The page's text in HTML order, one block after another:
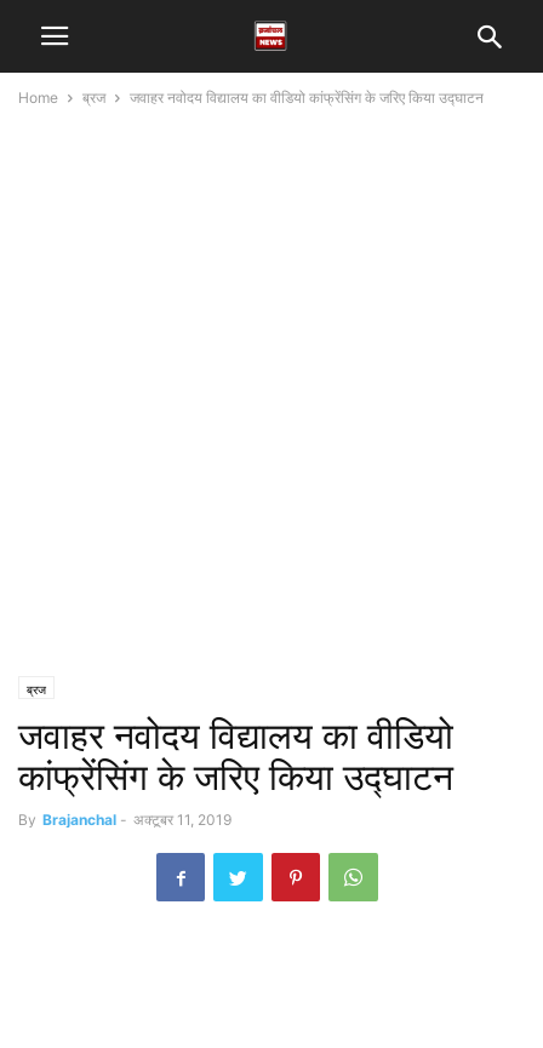
Home ब्रज जवाहर नवोदय विद्यालय का वीडियो कांफ्रेंसिंग के जरिए किया उद्घाटन
ब्रज
जवाहर नवोदय विद्यालय का वीडियो
कांफ्रेंसिंग के जरिए किया उद्घाटन
By Brajanchal - अक्टूबर 11, 2019